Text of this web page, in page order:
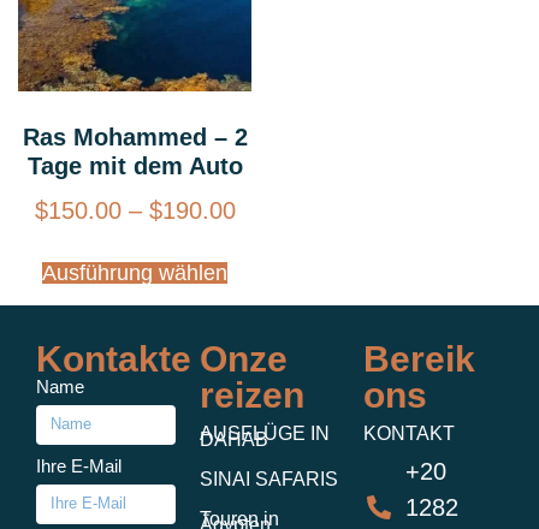
Ras Mohammed – 2
Tage mit dem Auto
$150.00 – $190.00
Ausführung wählen
Kontakte
Name
Ihre E-Mail
Onze
reizen
AUSFLÜGE IN
DAHAB
SINAI SAFARIS
Touren in
Ägypten
Bereik
ons
KONTAKT
+20
1282